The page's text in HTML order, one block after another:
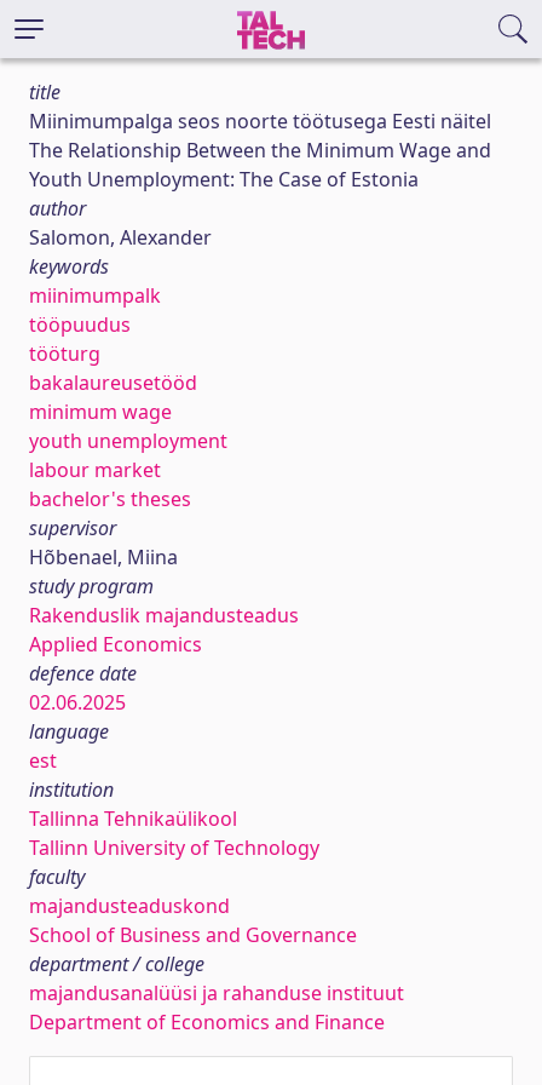
title
Miinimumpalga seos noorte töötusega Eesti näitel
The Relationship Between the Minimum Wage and
Youth Unemployment: The Case of Estonia
author
Salomon, Alexander
keywords
miinimumpalk
tööpuudus
tööturg
bakalaureusetööd
minimum wage
youth unemployment
labour market
bachelor's theses
supervisor
Hõbenael, Miina
study program
Rakenduslik majandusteadus
Applied Economics
defence date
02.06.2025
language
est
institution
Tallinna Tehnikaülikool
Tallinn University of Technology
faculty
majandusteaduskond
School of Business and Governance
department / college
majandusanalüüsi ja rahanduse instituut
Department of Economics and Finance